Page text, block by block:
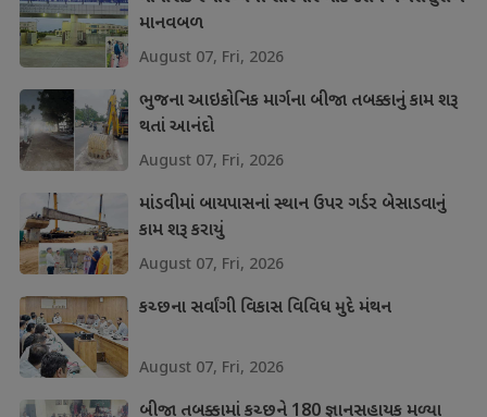
માનવબળ
August 07, Fri, 2026
ભુજના આઇકોનિક માર્ગના બીજા તબક્કાનું કામ શરૂ
થતાં આનંદો
August 07, Fri, 2026
માંડવીમાં બાયપાસનાં સ્થાન ઉપર ગર્ડર બેસાડવાનું
કામ શરૂ કરાયું
August 07, Fri, 2026
કચ્છના સર્વાંગી વિકાસ વિવિધ મુદે મંથન
August 07, Fri, 2026
બીજા તબક્કામાં કચ્છને 180 જ્ઞાનસહાયક મળ્યા